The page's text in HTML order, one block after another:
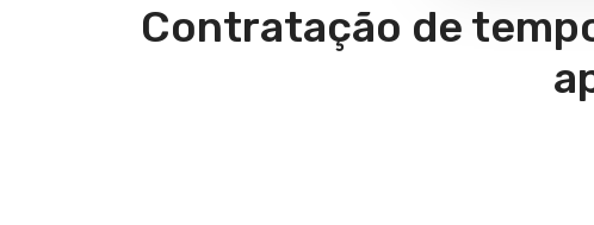
Contratação de